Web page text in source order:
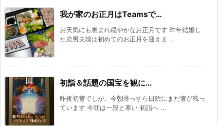
我が家のお正月はTeamsで…
お天気にも恵まれ穏やかなお正月です 昨年結婚し
た次男夫婦は初めてのお正月を迎えま ...
初詣＆話題の国宝を観に…
昨夜初雪でしが、今朝薄っすら日陰にまだ雪が残っ
ています 今朝は一段と寒い 初詣へ ...